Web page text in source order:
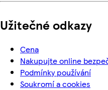
Užitečné odkazy
Cena
Nakupujte online
Podmínky používání
Soukromí a cookies